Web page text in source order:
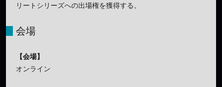
リートシリーズへの出場権を獲得する。
会場
【会場】
オンライン